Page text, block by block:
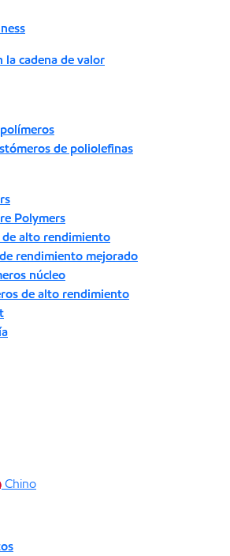
la cadena de valor
de poliolefinas
Polymers
de alto rendimiento
rendimiento mejorado
núcleo
de alto rendimiento
Chino